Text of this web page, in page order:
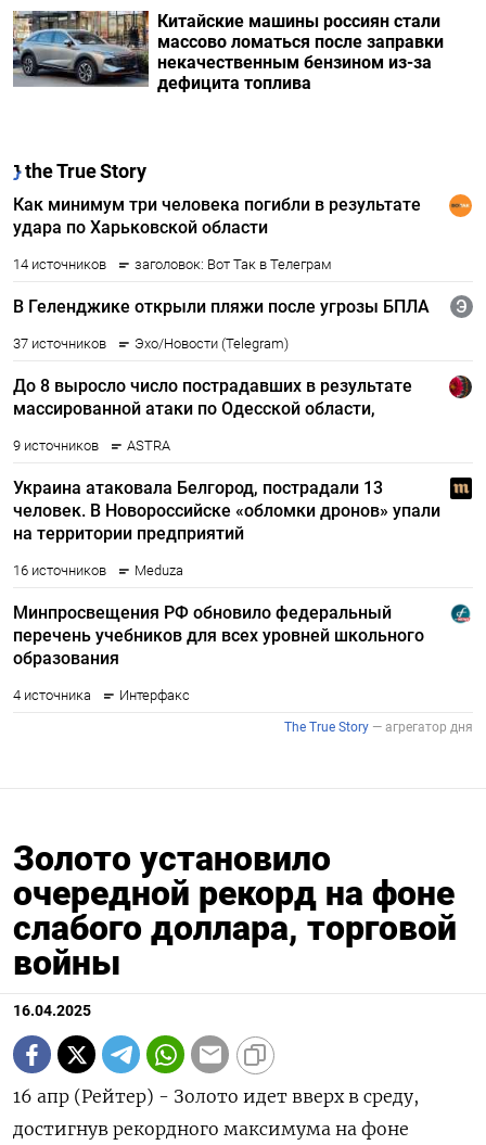
Китайские машины россиян стали
массово ломаться после заправки
некачественным бензином из-за
дефицита топлива
Золото установило
очередной рекорд на фоне
слабого доллара, торговой
войны
16.04.2025
16 апр (Рейтер) - Золото идет вверх в среду,
достигнув рекордного максимума на фоне